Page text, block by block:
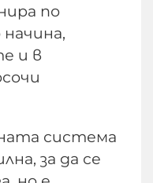
по
и в
система
за да се